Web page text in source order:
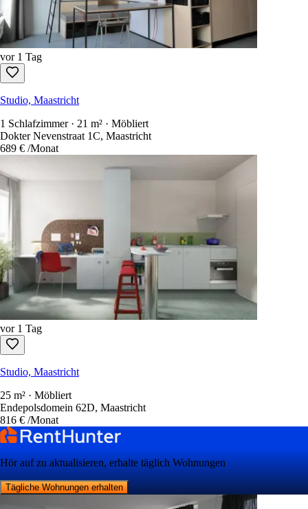
vor 1 Tag
Studio, Maastricht
1 Schlafzimmer · 21 m² · Möbliert
Dokter Nevenstraat 1C, Maastricht
689 € /Monat
vor 1 Tag
Studio, Maastricht
25 m² · Möbliert
Endepolsdomein 62D, Maastricht
816 € /Monat
Hör auf zu aktualisieren, erhalte täglich Wohnungen
Tägliche Wohnungen erhalten